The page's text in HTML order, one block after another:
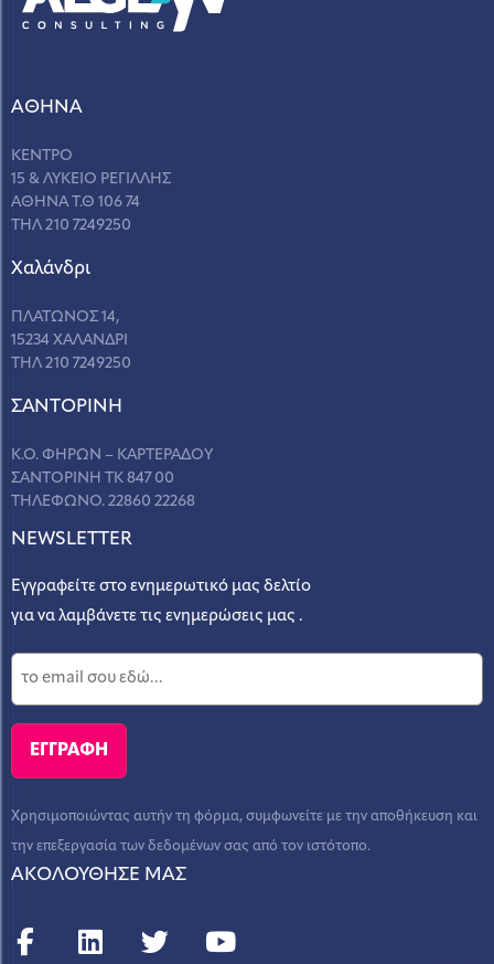
ΑΘΗΝΑ
ΚΕΝΤΡΟ
15 & ΛΥΚΕΙΟ ΡΕΓΙΛΛΗΣ
ΑΘΗΝΑ Τ.Θ 106 74
ΤΗΛ 210 7249250
Χαλάνδρι
ΠΛΑΤΩΝΟΣ 14,
15234 ΧΑΛΑΝΔΡΙ
ΤΗΛ 210 7249250
ΣANΤΟΡΙΝΗ
Κ.Ο. ΦΗΡΩΝ – ΚΑΡΤΕΡΑΔΟΥ
ΣΑΝΤΟΡΙΝΗ ΤΚ 847 00
ΤΗΛΕΦΩΝΟ. 22860 22268
NEWSLETTER
Εγγραφείτε στο ενημερωτικό μας δελτίο
για να λαμβάνετε τις ενημερώσεις μας .
Χρησιμοποιώντας αυτήν τη φόρμα, συμφωνείτε με την αποθήκευση και
την επεξεργασία των δεδομένων σας από τον ιστότοπο.
ΑΚΟΛΟΥΘΗΣΕ ΜΑΣ